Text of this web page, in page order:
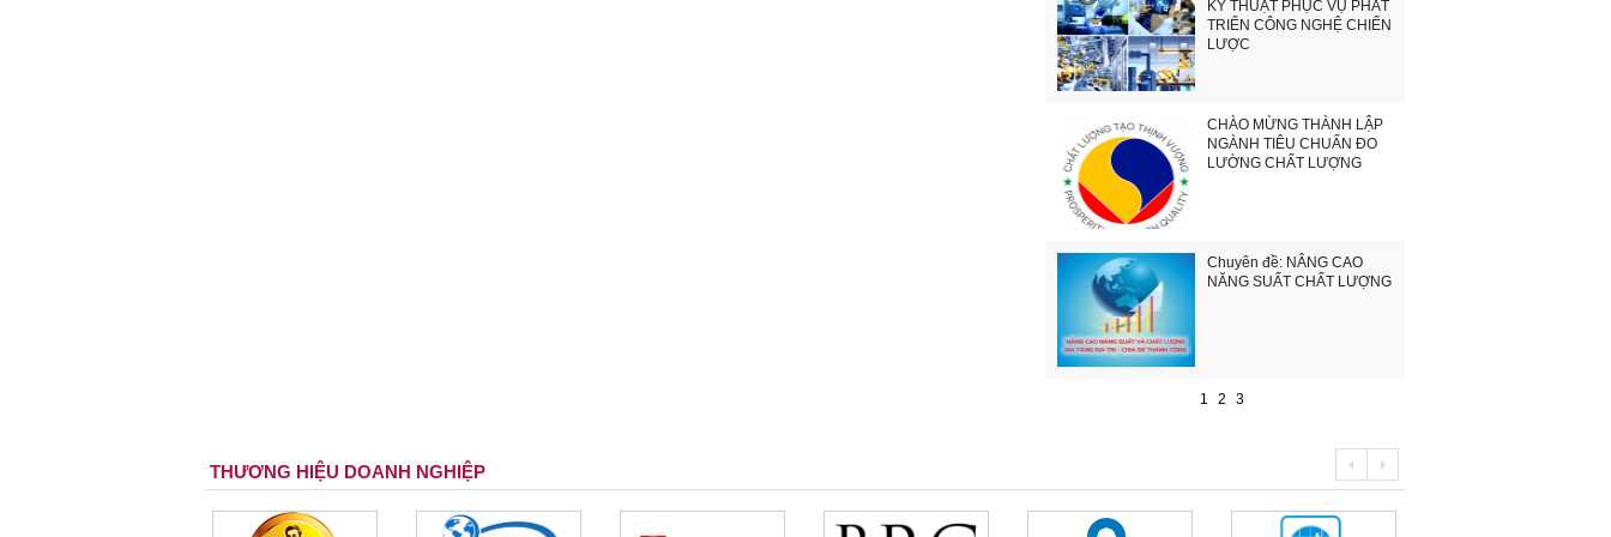
KỸ THUẬT PHỤC VỤ PHÁT
TRIỂN CÔNG NGHỆ CHIẾN
LƯỢC
CHÀO MỪNG THÀNH LẬP
NGÀNH TIÊU CHUẨN ĐO
LƯỜNG CHẤT LƯỢNG
Chuyên đề: NÂNG CAO
NĂNG SUẤT CHẤT LƯỢNG
1 2 3
THƯƠNG HIỆU DOANH NGHIỆP